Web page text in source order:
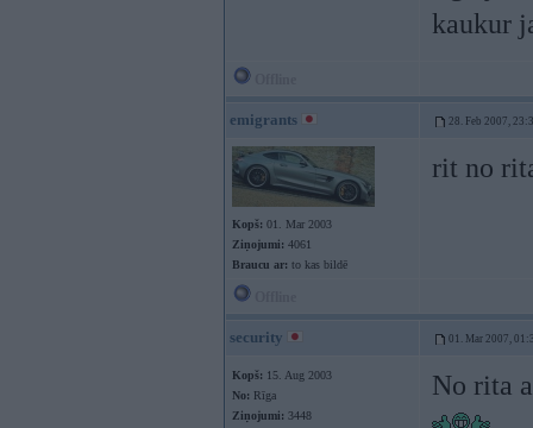
kaukur
emigrants 28. Feb 2007,
Kopš: 01. Mar 2003
Ziņojumi: 4061
Braucu ar: to kas bildē
rit no
security 01. Mar 2007,
Kopš: 15. Aug 2003
No: Rīga
Ziņojumi: 3448
No rita